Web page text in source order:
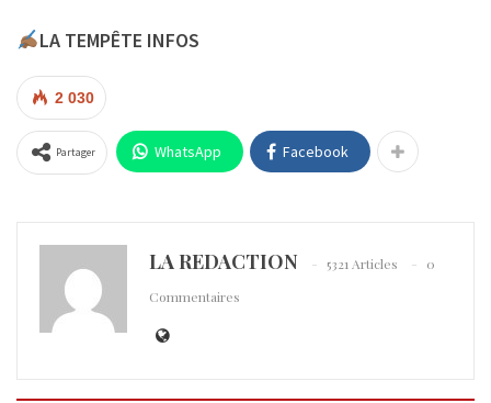
LA TEMPÊTE INFOS
2 030
Partager WhatsApp Facebook
LA REDACTION 5321 Articles
0
Commentaires